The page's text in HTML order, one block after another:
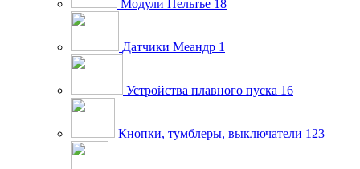
Модули Пельтье 18
Датчики Меандр 1
Устройства плавного пуска 16
Кнопки, тумблеры, выключатели 123